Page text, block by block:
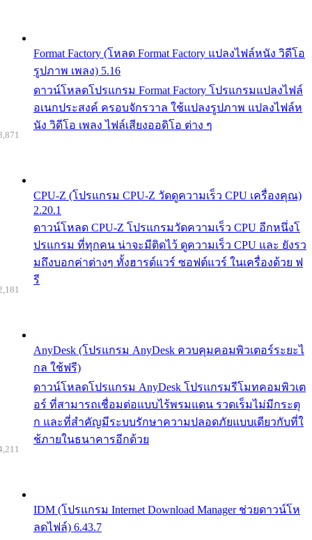
Format Factory (โหลด Format Factory แปลงไฟล์หนัง วิดีโอ
รูปภาพ เพลง) 5.16
ดาวน์โหลดโปรแกรม Format Factory โปรแกรมแปลงไฟล์
อเนกประสงค์ ครอบจักรวาล ใช้แปลงรูปภาพ แปลงไฟล์ห
นัง วิดีโอ เพลง ไฟล์เสียงออดิโอ ต่าง ๆ
CPU-Z (โปรแกรม CPU-Z วัดดูความเร็ว CPU เครื่องคุณ)
2.20.1
ดาวน์โหลด CPU-Z โปรแกรมวัดความเร็ว CPU อีกหนึ่งโ
ปรแกรม ที่ทุกคน น่าจะมีติดไว้ ดูความเร็ว CPU และ ยังรว
มถึงบอกค่าต่างๆ ทั้งฮารด์แวร์ ซอฟต์แวร์ ในเครื่องด้วย ฟ
รี
AnyDesk (โปรแกรม AnyDesk ควบคุมคอมพิวเตอร์ระยะไ
กล ใช้ฟรี)
ดาวน์โหลดโปรแกรม AnyDesk โปรแกรมรีโมทคอมพิวเต
อร์ ที่สามารถเชื่อมต่อแบบไร้พรมแดน รวดเร็มไม่มีกระตุ
ก และที่สำคัญมีระบบรักษาความปลอดภัยแบบเดียวกับที่ใ
ช้ภายในธนาคารอีกด้วย
IDM (โปรแกรม Internet Download Manager ช่วยดาวน์โห
ลดไฟล์) 6.43.7